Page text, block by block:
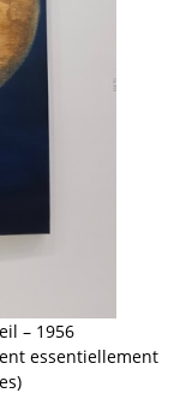
1956
essentiellement